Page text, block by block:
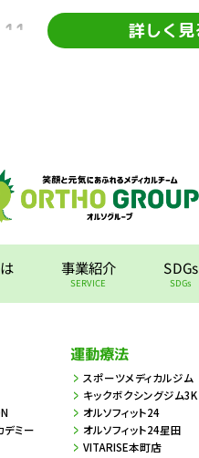
ハルメク
高齢者住宅新聞
大人んサー
事業紹介
SERVICE
SDGs
SDGs
デミー
運動療法
スポーツメディカルジム
キックボクシングジム3K
オルソフィット24
オルソフィット24星田
VITARISE本町店